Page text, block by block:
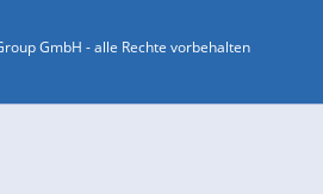
GmbH - alle Rechte vorbehalten